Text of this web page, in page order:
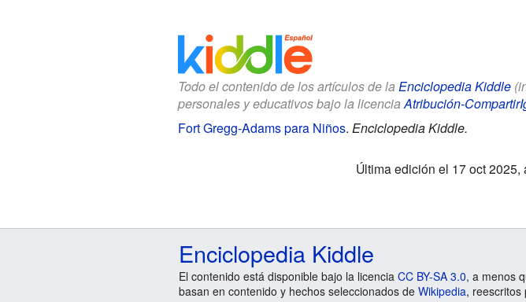
Todo el contenido de los artículos de la Enciclopedia Kiddle
personales y educativos bajo la licencia Atribución-
Fort Gregg-Adams para Niños. Enciclopedia Kiddle.
Última edición el 17 oct 2025,
Enciclopedia Kiddle
El contenido está disponible bajo la licencia CC BY-SA 3.0, a menos
basan en contenido y hechos seleccionados de Wikipedia, reescritos